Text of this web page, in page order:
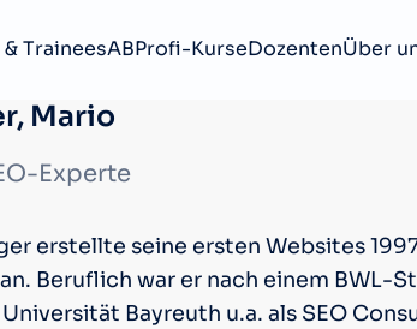
TraineesABProfi-KurseDozentenÜber
Mario
Experte
erstellte seine ersten Websites
Beruflich war er nach einem BWL-
Bayreuth u.a. als SEO